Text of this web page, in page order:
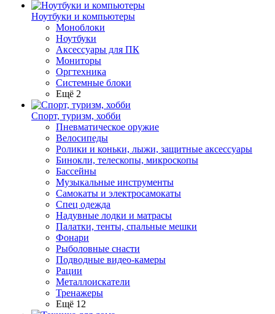
Ноутбуки и компьютеры
Моноблоки
Ноутбуки
Аксессуары для ПК
Мониторы
Оргтехника
Системные блоки
Ещё 2
Спорт, туризм, хобби
Пневматическое оружие
Велосипеды
Ролики и коньки, лыжи, защитные аксессуары
Бинокли, телескопы, микроскопы
Бассейны
Музыкальные инструменты
Самокаты и электросамокаты
Спец одежда
Надувные лодки и матрасы
Палатки, тенты, спальные мешки
Фонари
Рыболовные снасти
Подводные видео-камеры
Рации
Металлоискатели
Тренажеры
Ещё 12